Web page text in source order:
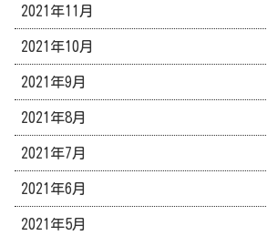
2021年11月
2021年10月
2021年9月
2021年8月
2021年7月
2021年6月
2021年5月